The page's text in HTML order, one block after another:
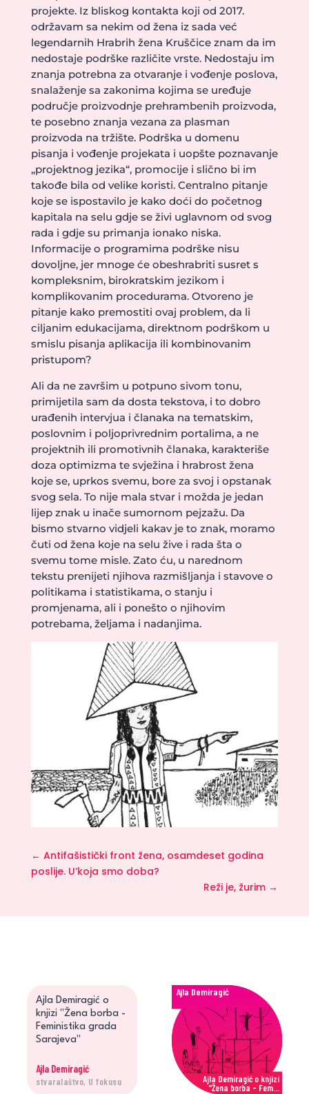
projekte. Iz bliskog kontakta koji od 2017.
održavam sa nekim od žena iz sada već
legendarnih Hrabrih žena Kruščice znam da im
nedostaje podrške različite vrste. Nedostaju im
znanja potrebna za otvaranje i vođenje poslova,
snalaženje sa zakonima kojima se uređuje
područje proizvodnje prehrambenih proizvoda,
te posebno znanja vezana za plasman
proizvoda na tržište. Podrška u domenu
pisanja i vođenje projekata i uopšte poznavanje
„projektnog jezika“, promocije i slično bi im
takođe bila od velike koristi. Centralno pitanje
koje se ispostavilo je kako doći do početnog
kapitala na selu gdje se živi uglavnom od svog
rada i gdje su primanja ionako niska.
Informacije o programima podrške nisu
dovoljne, jer mnoge će obeshrabriti susret s
kompleksnim, birokratskim jezikom i
komplikovanim procedurama. Otvoreno je
pitanje kako premostiti ovaj problem, da li
ciljanim edukacijama, direktnom podrškom u
smislu pisanja aplikacija ili kombinovanim
pristupom?
Ali da ne završim u potpuno sivom tonu,
primijetila sam da dosta tekstova, i to dobro
urađenih intervjua i članaka na tematskim,
poslovnim i poljoprivrednim portalima, a ne
projektnih ili promotivnih članaka, karakteriše
doza optimizma te svježina i hrabrost žena
koje se, uprkos svemu, bore za svoj i opstanak
svog sela. To nije mala stvar i možda je jedan
lijep znak u inače sumornom pejzažu. Da
bismo stvarno vidjeli kakav je to znak, moramo
čuti od žena koje na selu žive i rada šta o
svemu tome misle. Zato ću, u narednom
tekstu prenijeti njihova razmišljanja i stavove o
politikama i statistikama, o stanju i
promjenama, ali i ponešto o njihovim
potrebama, željama i nadanjima.
← Antifašistički front žena, osamdeset godina
poslije. U’koja smo doba?
Reži je, žurim →
Ajla Demiragić o
knjizi "Žena borba -
Feministika grada
Sarajeva"
Ajla Demiragić
stvaralaštvo, U fokusu
Ajla Demiragić o knjizi
"Žena borba - Fem...
Ajla Demiragić